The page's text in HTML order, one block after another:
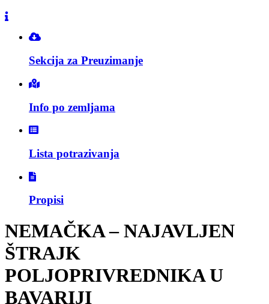
Sekcija za Preuzimanje
Info po zemljama
Lista potrazivanja
Propisi
NEMAČKA – NAJAVLJEN
ŠTRAJK
POLJOPRIVREDNIKA U
BAVARIJI